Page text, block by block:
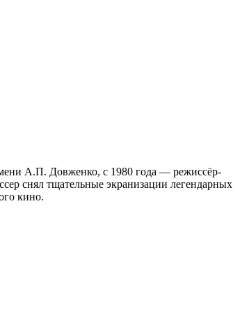
А.П. Довженко, с 1980 года — режиссёр-
снял тщательные экранизации легендарных
кино.